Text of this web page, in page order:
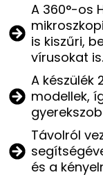
A 360°-os
is kiszűri,
vírusokat is.
A készülék
modellek,
Távolról
és a